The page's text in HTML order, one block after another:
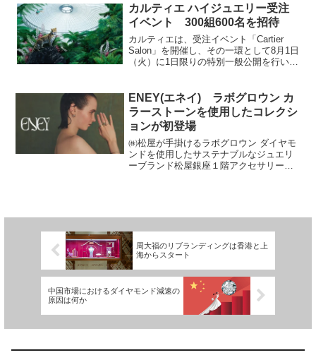
上」を2022年12月16日(金)から数量限定
で販売いたし...
カルティエ ハイジュエリー受注
イベント 300組600名を招待
カルティエは、受注イベント「Cartier
Salon」を開催し、その一環として8月1日
（火）に1日限りの特別一般公開を行いま
組 600名様をご招待いたします。...
ENEY(エネイ) ラボグロウン カ
ラーストーンを使用したコレクシ
ョンが初登場
㈱松屋が手掛けるラボグロウン ダイヤモ
ンドを使用したサステナブルなジュエリ
ーブランド松屋銀座１階アクセサリー売
周大福のリブランディングは香港と上
海からスタート
中国市場におけるダイヤモンド減速の
原因は何か